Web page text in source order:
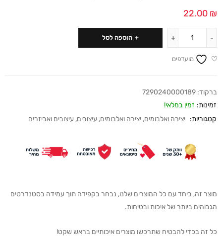
22.00 ₪
הוספה לסל
מועדפים
ברקוד: 7290240000189
זמינות: זמין במלאי!
קטגוריות: יצירה ואלבומים, יצירה ואלבומים, עיצובים, עיצובים ואביזרים
מוצר זה, ביחד עם כל המוצרים שלנו, נבחר בקפידה תוך עמידה בסטנדרטים
הגבוהים ביותר של איכות ובטיחות.
כל זה בכדי להבטיח שתרכשו מוצרים איכותיים בראש שקט!